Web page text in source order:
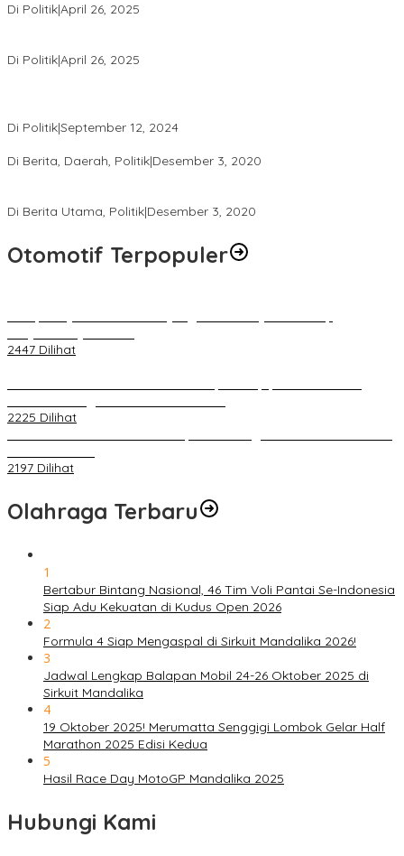
Di Politik|April 26, 2025
Di Politik|April 26, 2025
Di Politik|September 12, 2024
Di Berita, Daerah, Politik|Desember 3, 2020
Di Berita Utama, Politik|Desember 3, 2020
Otomotif Terpopuler
2447 Dilihat
2225 Dilihat
2197 Dilihat
Olahraga Terbaru
1
Bertabur Bintang Nasional, 46 Tim Voli Pantai Se-Indonesia
Siap Adu Kekuatan di Kudus Open 2026
2
Formula 4 Siap Mengaspal di Sirkuit Mandalika 2026!
3
Jadwal Lengkap Balapan Mobil 24-26 Oktober 2025 di
Sirkuit Mandalika
4
19 Oktober 2025! Merumatta Senggigi Lombok Gelar Half
Marathon 2025 Edisi Kedua
5
Hasil Race Day MotoGP Mandalika 2025
Hubungi Kami